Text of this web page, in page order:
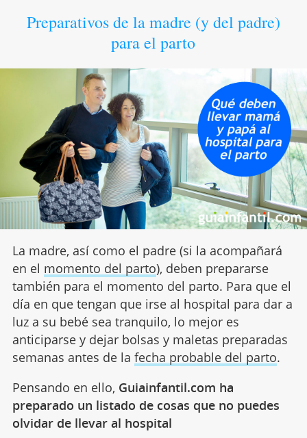
Preparativos de la madre (y del padre)
para el parto
La madre, así como el padre (si la acompañará
en el momento del parto), deben prepararse
también para el momento del parto. Para que el
día en que tengan que irse al hospital para dar a
luz a su bebé sea tranquilo, lo mejor es
anticiparse y dejar bolsas y maletas preparadas
semanas antes de la fecha probable del parto.
Pensando en ello, Guiainfantil.com ha
preparado un listado de cosas que no puedes
olvidar de llevar al hospital